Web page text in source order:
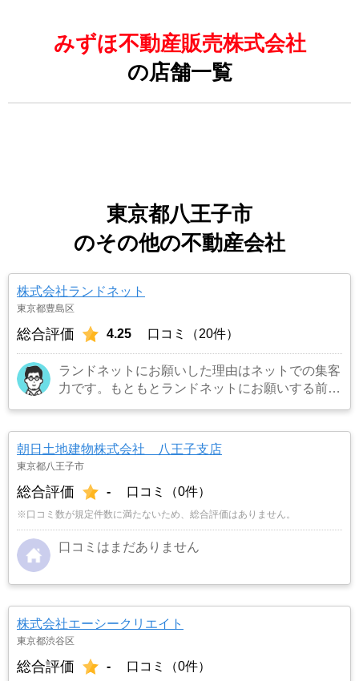
みずほ不動産販売株式会社
の店舗一覧
東京都八王子市
のその他の不動産会社
株式会社ランドネット
東京都豊島区
総合評価 4.25 口コミ（20件）
ランドネットにお願いした理由はネットでの集客
力です。もともとランドネットにお願いする前は
場がないことで地元の不動産屋では取り扱っても
らえませんでした。そこでそれまでに取引があ
した。 …もっと見る
朝日土地建物株式会社 八王子支店
東京都八王子市
総合評価 - 口コミ（0件）
※口コミ数が規定件数に満たないため、総合評価はありません。
口コミはまだありません
株式会社エーシークリエイト
東京都渋谷区
総合評価 - 口コミ（0件）